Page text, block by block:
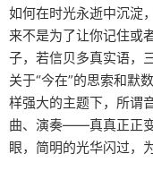
如何在时光永逝中沉淀
来不是为了让你记住或
子，若信贝多真实语，
关于“今在”的思索和默
样强大的主题下，所
曲、演奏——真真正正
眼，简明的光华闪过，